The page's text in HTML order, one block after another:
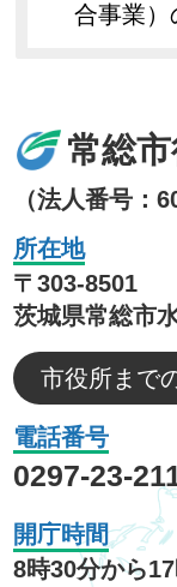
合事業）
常総
（法人番号：
所在地
〒303-8501
茨城県常総市
市役所まで
電話番号
0297-23-
開庁時間
8時30分から